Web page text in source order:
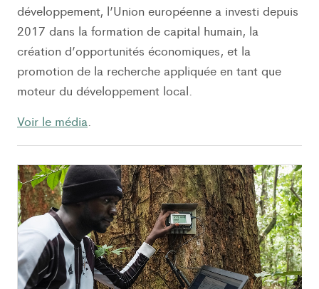
développement, l’Union européenne a investi depuis
2017 dans la formation de capital humain, la
création d’opportunités économiques, et la
promotion de la recherche appliquée en tant que
moteur du développement local.
Voir le média.